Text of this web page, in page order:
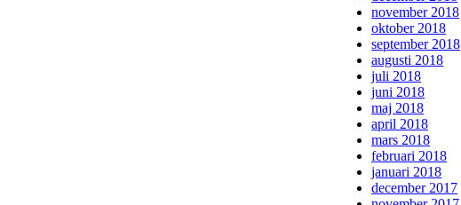
november 2018
oktober 2018
september 2018
augusti 2018
juli 2018
juni 2018
maj 2018
april 2018
mars 2018
februari 2018
januari 2018
december 2017